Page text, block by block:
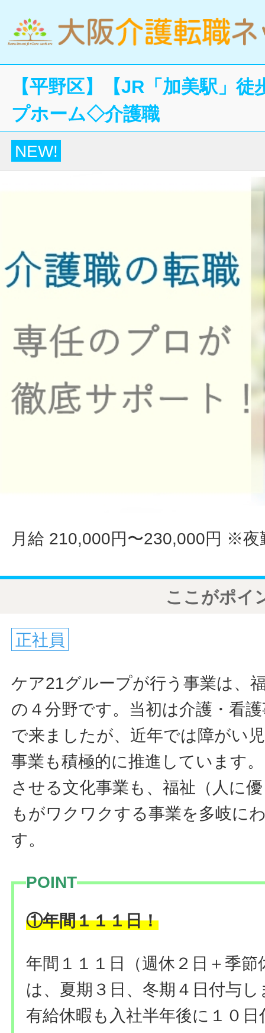
【平野区】【JR「加美駅」
プホーム◇介護職
NEW!
月給 210,000円〜230,000円 ※夜
ここがポイ
正社員
ケア21グループが行う事業は、
の４分野です。当初は介護・看
で来ましたが、近年では障がい
事業も積極的に推進しています
させる文化事業も、福祉（人に
もがワクワクする事業を多岐に
す。
POINT
①年間１１１日！
年間１１１日（週休２日＋季節
は、夏期３日、冬期４日付与し
有給休暇も入社半年後に１０